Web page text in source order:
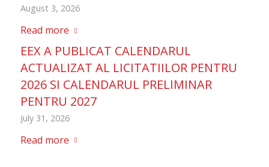
August 3, 2026
Read more
EEX A PUBLICAT CALENDARUL
ACTUALIZAT AL LICITATIILOR PENTRU
2026 SI CALENDARUL PRELIMINAR
PENTRU 2027
July 31, 2026
Read more